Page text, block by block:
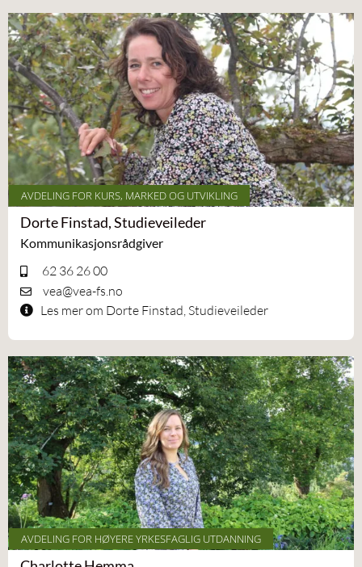
AVDELING FOR KURS, MARKED OG UTVIKLING
Dorte Finstad, Studieveileder
Kommunikasjonsrådgiver
62 36 26 00
vea@vea-fs.no
Les mer om Dorte Finstad, Studieveileder
AVDELING FOR HØYERE YRKESFAGLIG UTDANNING